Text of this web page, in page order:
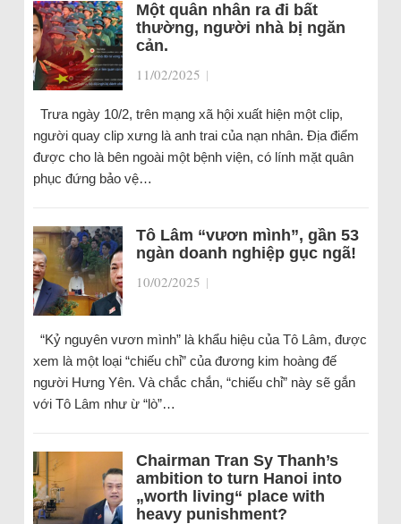
Một quân nhân ra đi bất
thường, người nhà bị ngăn
cản.
11/02/2025 |
Trưa ngày 10/2, trên mạng xã hội xuất hiện một clip,
người quay clip xưng là anh trai của nạn nhân. Địa điểm
được cho là bên ngoài một bệnh viện, có lính mặt quân
phục đứng bảo vệ…
Tô Lâm “vươn mình”, gần 53
ngàn doanh nghiệp gục ngã!
10/02/2025 |
“Kỷ nguyên vươn mình” là khẩu hiệu của Tô Lâm, được
xem là một loại “chiếu chỉ” của đương kim hoàng đế
người Hưng Yên. Và chắc chắn, “chiếu chỉ” này sẽ gắn
với Tô Lâm như ừ “lò”…
Chairman Tran Sy Thanh’s
ambition to turn Hanoi into
„worth living“ place with
heavy punishment?